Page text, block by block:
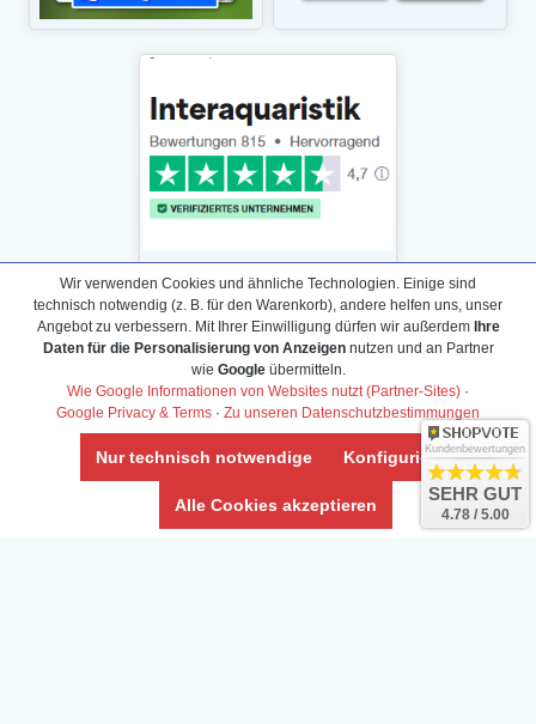
Daten­schutz­erklärung
Widerrufs­recht /Widerrufs­formular
AGB & Info
Impressum
Umwelt und Entsorgung
Vertrag widerrufen
Wir verwenden Cookies und ähnliche Technologien. Einige sind
technisch notwendig (z. B. für den Warenkorb), andere helfen uns, unser
Angebot zu verbessern. Mit Ihrer Einwilligung dürfen wir außerdem Ihre
Daten für die Personalisierung von Anzeigennutzen und an Partner
wie Googleübermitteln.
Wie Google Informationen von Websites nutzt (Partner-Sites) ·
Google Privacy & Terms · Zu unseren Datenschutzbestimmungen
Nur technisch notwendige Konfigurieren
Alle Cookies akzeptieren
Kundenbewertungen
SEHR GUT
4.78 / 5.00